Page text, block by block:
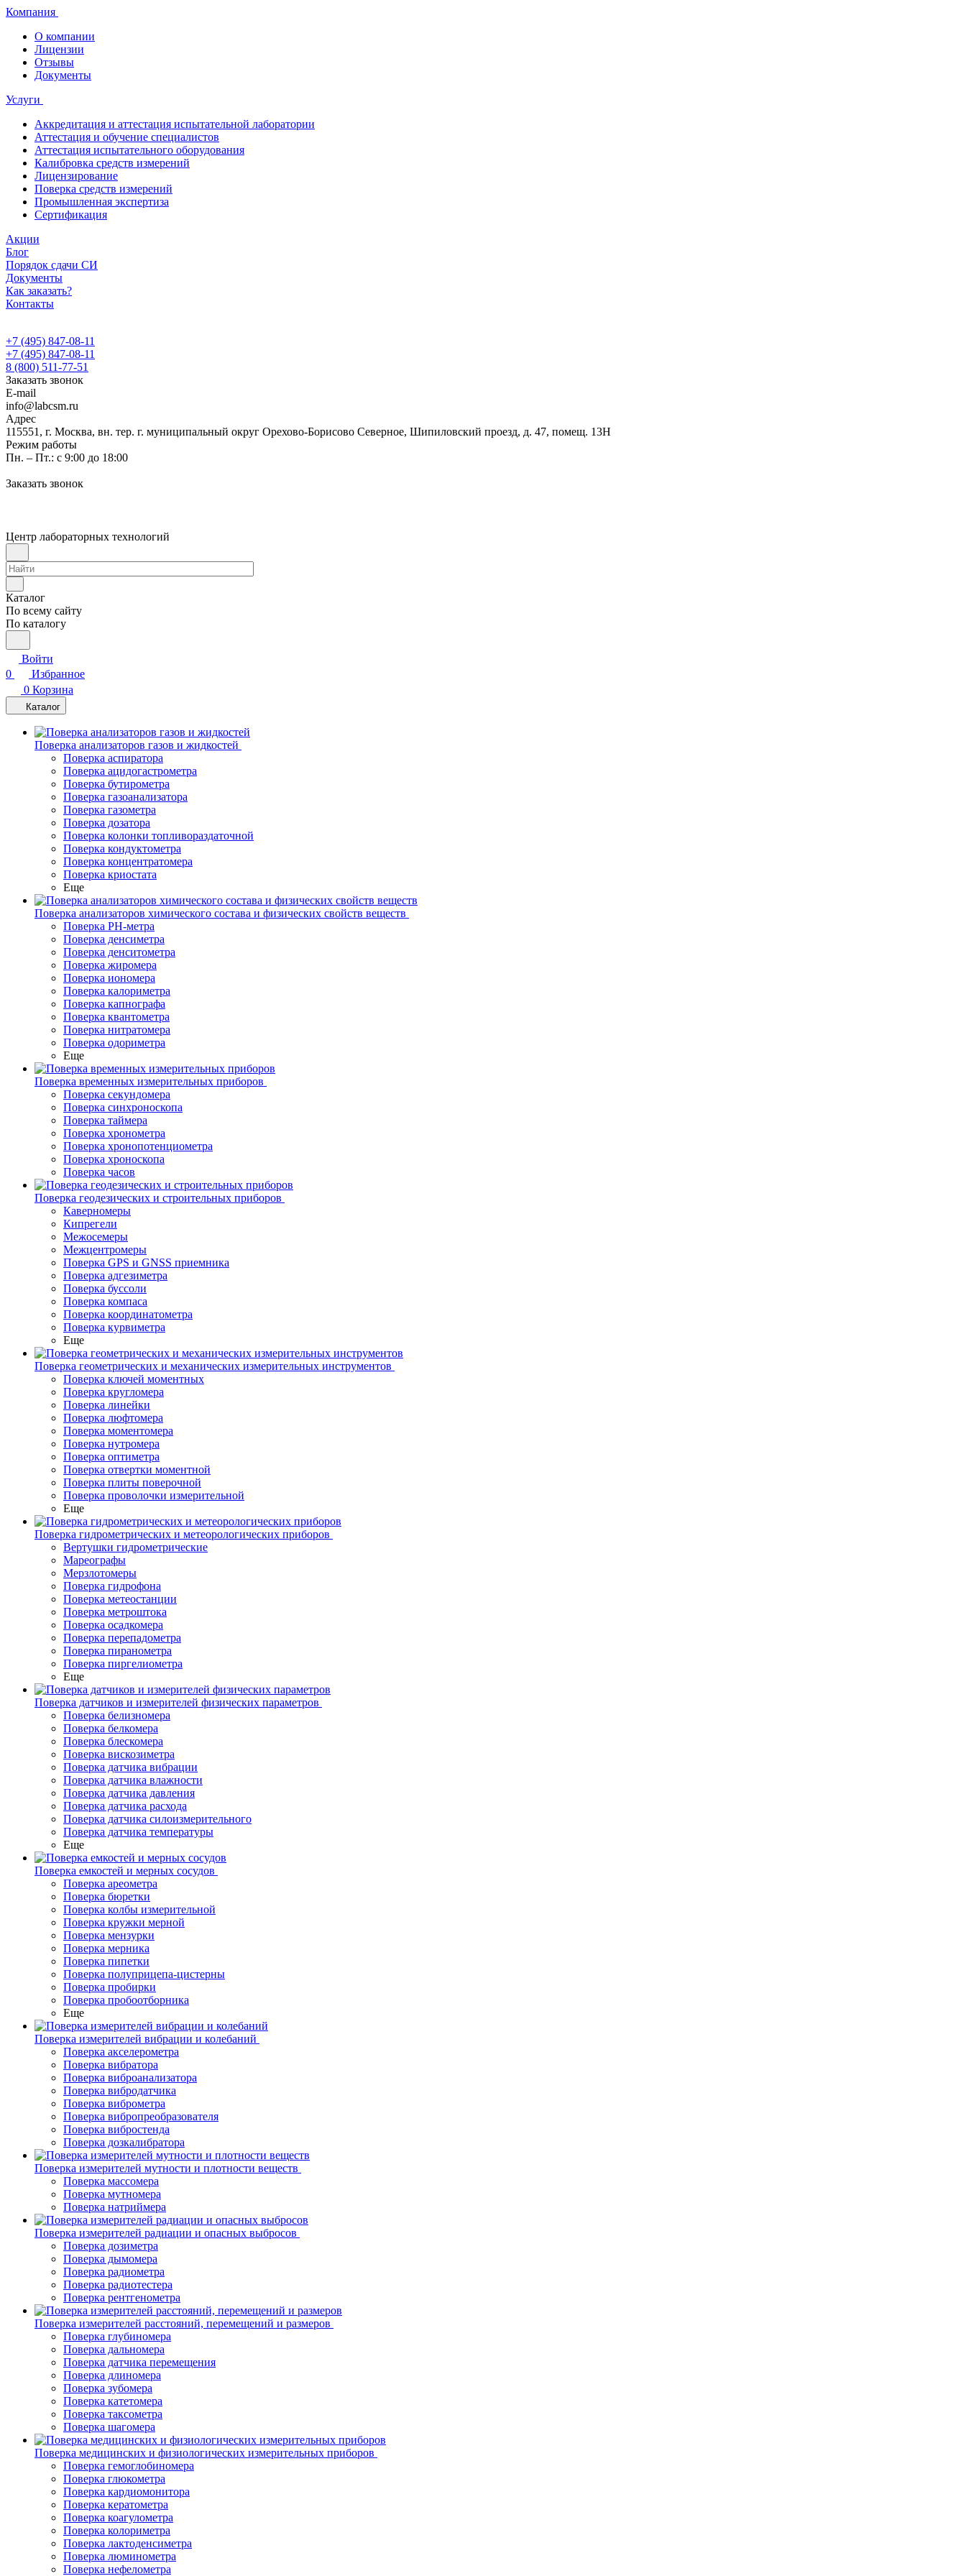
Компания
О компании
Лицензии
Отзывы
Документы
Услуги
Аккредитация и аттестация испытательной лаборатории
Аттестация и обучение специалистов
Аттестация испытательного оборудования
Калибровка средств измерений
Лицензирование
Поверка средств измерений
Промышленная экспертиза
Сертификация
Акции
Блог
Порядок сдачи СИ
Документы
Как заказать?
Контакты
+7 (495) 847-08-11
+7 (495) 847-08-11
8 (800) 511-77-51
Заказать звонок
E-mail
info@labcsm.ru
Адрес
115551, г. Москва, вн. тер. г. муниципальный округ Орехово-Борисово Северное, Шипиловский проезд, д. 47, помещ. 13Н
Режим работы
Пн. – Пт.: с 9:00 до 18:00
Заказать звонок
Центр лабораторных технологий
Каталог
По всему сайту
По каталогу
Войти
0
Избранное
0 Корзина
Каталог
Поверка анализаторов газов и жидкостей
Поверка аспиратора
Поверка ацидогастрометра
Поверка бутирометра
Поверка газоанализатора
Поверка газометра
Поверка дозатора
Поверка колонки топливораздаточной
Поверка кондуктометра
Поверка концентратомера
Поверка криостата
Еще
Поверка анализаторов химического состава и физических свойств веществ
Поверка PH-метра
Поверка денсиметра
Поверка денситометра
Поверка жиромера
Поверка иономера
Поверка калориметра
Поверка капнографа
Поверка квантометра
Поверка нитратомера
Поверка одориметра
Еще
Поверка временных измерительных приборов
Поверка секундомера
Поверка синхроноскопа
Поверка таймера
Поверка хронометра
Поверка хронопотенциометра
Поверка хроноскопа
Поверка часов
Поверка геодезических и строительных приборов
Каверномеры
Кипрегели
Межосемеры
Межцентромеры
Поверка GPS и GNSS приемника
Поверка адгезиметра
Поверка буссоли
Поверка компаса
Поверка координатометра
Поверка курвиметра
Еще
Поверка геометрических и механических измерительных инструментов
Поверка ключей моментных
Поверка кругломера
Поверка линейки
Поверка люфтомера
Поверка моментомера
Поверка нутромера
Поверка оптиметра
Поверка отвертки моментной
Поверка плиты поверочной
Поверка проволочки измерительной
Еще
Поверка гидрометрических и метеорологических приборов
Вертушки гидрометрические
Мареографы
Мерзлотомеры
Поверка гидрофона
Поверка метеостанции
Поверка метроштока
Поверка осадкомера
Поверка перепадометра
Поверка пиранометра
Поверка пиргелиометра
Еще
Поверка датчиков и измерителей физических параметров
Поверка белизномера
Поверка белкомера
Поверка блескомера
Поверка вискозиметра
Поверка датчика вибрации
Поверка датчика влажности
Поверка датчика давления
Поверка датчика расхода
Поверка датчика силоизмерительного
Поверка датчика температуры
Еще
Поверка емкостей и мерных сосудов
Поверка ареометра
Поверка бюретки
Поверка колбы измерительной
Поверка кружки мерной
Поверка мензурки
Поверка мерника
Поверка пипетки
Поверка полуприцепа-цистерны
Поверка пробирки
Поверка пробоотборника
Еще
Поверка измерителей вибрации и колебаний
Поверка акселерометра
Поверка вибратора
Поверка виброанализатора
Поверка вибродатчика
Поверка виброметра
Поверка вибропреобразователя
Поверка вибростенда
Поверка дозкалибратора
Поверка измерителей мутности и плотности веществ
Поверка массомера
Поверка мутномера
Поверка натриймера
Поверка измерителей радиации и опасных выбросов
Поверка дозиметра
Поверка дымомера
Поверка радиометра
Поверка радиотестера
Поверка рентгенометра
Поверка измерителей расстояний, перемещений и размеров
Поверка глубиномера
Поверка дальномера
Поверка датчика перемещения
Поверка длиномера
Поверка зубомера
Поверка катетомера
Поверка таксометра
Поверка шагомера
Поверка медицинских и физиологических измерительных приборов
Поверка гемоглобиномера
Поверка глюкометра
Поверка кардиомонитора
Поверка кератометра
Поверка коагулометра
Поверка колориметра
Поверка лактоденсиметра
Поверка люминометра
Поверка нефелометра